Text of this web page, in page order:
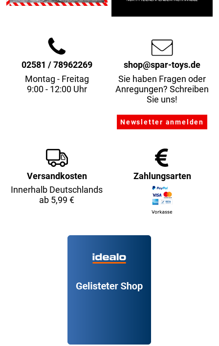
02581 / 78962269
Montag - Freitag
9:00 - 12:00 Uhr
shop@spar-toys.de
Sie haben Fragen oder
Anregungen? Schreiben
Sie uns!
Versandkosten
Innerhalb Deutschlands
ab 5,99 €
Zahlungsarten